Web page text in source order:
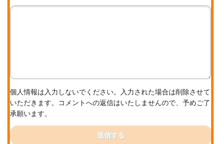
個人情報は入力しないでください。入力された場合は削除させて
いただきます。コメントへの返信はいたしませんので、予めご了
承願います。
送信する